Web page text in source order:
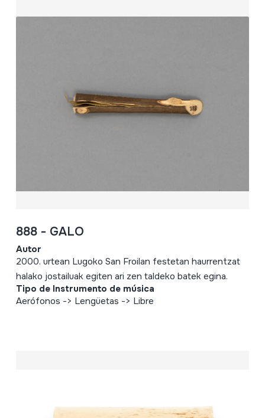
888 - GALO
Autor
2000. urtean Lugoko San Froilan festetan haurrentzat
halako jostailuak egiten ari zen taldeko batek egina.
Tipo de Instrumento de música
Aerófonos -> Lengüetas -> Libre